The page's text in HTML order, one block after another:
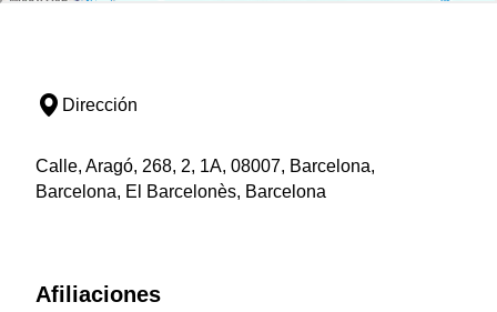
Dirección
Calle, Aragó, 268, 2, 1A, 08007, Barcelona,
Barcelona, El Barcelonès, Barcelona
Afiliaciones